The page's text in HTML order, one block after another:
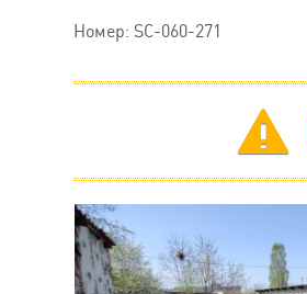
Номер: SC-060-271